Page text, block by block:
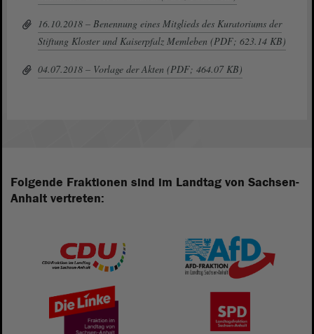
16.10.2018 – Benennung eines Mitglieds des Kuratoriums der
Stiftung Kloster und Kaiserpfalz Memleben (PDF; 623.14 KB)
04.07.2018 – Vorlage der Akten (PDF; 464.07 KB)
Folgende Fraktionen sind im Landtag von Sachsen-
Anhalt vertreten: